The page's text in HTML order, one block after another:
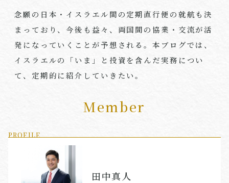
念願の日本・イスラエル間の定期直行便の就航も決
まっており、今後も益々、両国間の協業・交流が活
発になっていくことが予想される。本ブログでは、
イスラエルの「いま」と投資を含んだ実務につい
て、定期的に紹介していきたい。
Member
PROFILE
田中真人